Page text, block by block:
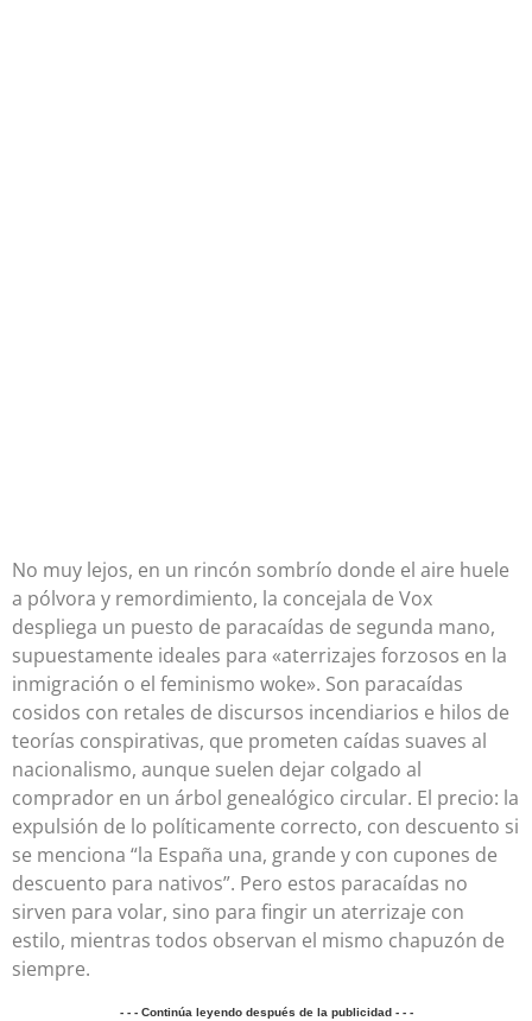
No muy lejos, en un rincón sombrío donde el aire huele
a pólvora y remordimiento, la concejala de Vox
despliega un puesto de paracaídas de segunda mano,
supuestamente ideales para «aterrizajes forzosos en la
inmigración o el feminismo woke». Son paracaídas
cosidos con retales de discursos incendiarios e hilos de
teorías conspirativas, que prometen caídas suaves al
nacionalismo, aunque suelen dejar colgado al
comprador en un árbol genealógico circular. El precio: la
expulsión de lo políticamente correcto, con descuento si
se menciona “la España una, grande y con cupones de
descuento para nativos”. Pero estos paracaídas no
sirven para volar, sino para fingir un aterrizaje con
estilo, mientras todos observan el mismo chapuzón de
siempre.
- - - Continúa leyendo después de la publicidad - - -